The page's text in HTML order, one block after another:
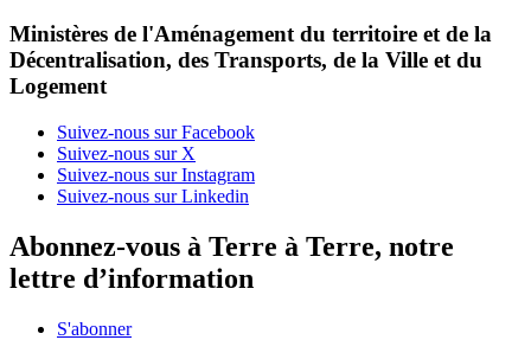
Ministères de l'Aménagement du territoire et de la
Décentralisation, des Transports, de la Ville et du
Logement
Suivez-nous sur Facebook
Suivez-nous sur X
Suivez-nous sur Instagram
Suivez-nous sur Linkedin
Abonnez-vous à Terre à Terre, notre
lettre d’information
S'abonner